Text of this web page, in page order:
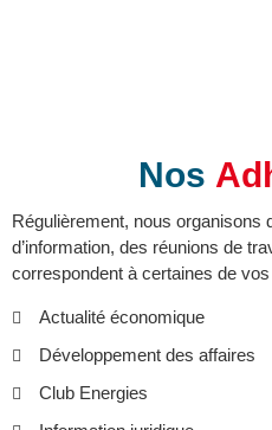
Nos
Régulièrement, nous organisons
d’information, des réunions de
correspondent à certaines de
Actualité économique
Développement des affaires
Club Energies